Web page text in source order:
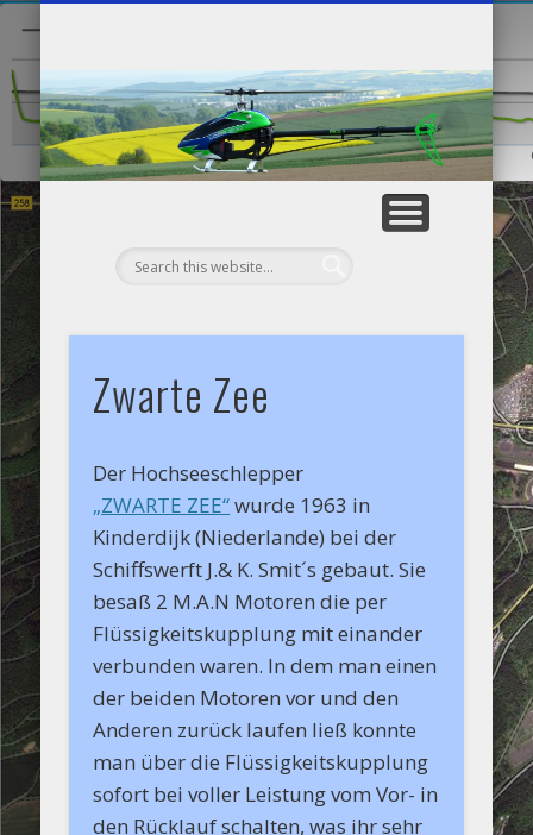
Zwarte Zee
Der Hochseeschlepper
„ZWARTE ZEE“wurde 1963 in
Kinderdijk (Niederlande) bei der
Schiffswerft J.& K. Smit´s gebaut. Sie
besaß 2 M.A.N Motoren die per
Flüssigkeitskupplung mit einander
verbunden waren. In dem man einen
der beiden Motoren vor und den
Anderen zurück laufen ließ konnte
man über die Flüssigkeitskupplung
sofort bei voller Leistung vom Vor- in
den Rücklauf schalten, was ihr sehr